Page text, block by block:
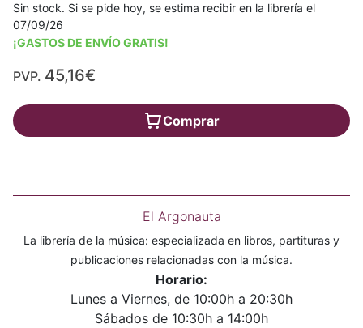
Sin stock. Si se pide hoy, se estima recibir en la librería el
07/09/26
¡GASTOS DE ENVÍO GRATIS!
PVP. 45,16€
Comprar
El Argonauta
La librería de la música: especializada en libros, partituras y
publicaciones relacionadas con la música.
Horario:
Lunes a Viernes, de 10:00h a 20:30h
Sábados de 10:30h a 14:00h